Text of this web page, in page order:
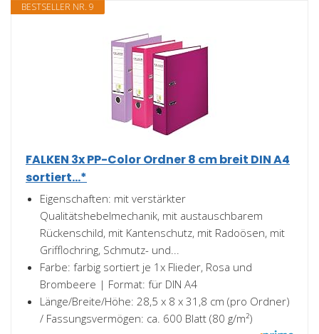
BESTSELLER NR. 9
FALKEN 3x PP-Color Ordner 8 cm breit DIN A4
sortiert...*
Eigenschaften: mit verstärkter
Qualitätshebelmechanik, mit austauschbarem
Rückenschild, mit Kantenschutz, mit Radoösen, mit
Grifflochring, Schmutz- und...
Farbe: farbig sortiert je 1x Flieder, Rosa und
Brombeere | Format: für DIN A4
Länge/Breite/Höhe: 28,5 x 8 x 31,8 cm (pro Ordner)
/ Fassungsvermögen: ca. 600 Blatt (80 g/m²)